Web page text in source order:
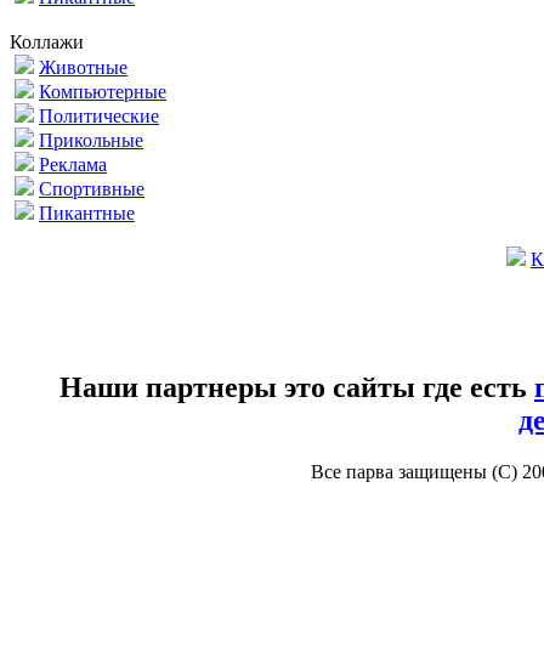
Коллажи
Животные
Компьютерные
Политические
Прикольные
Реклама
Спортивные
Пикантные
Наши партнеры это сайты где есть
Все парва защищены (С)